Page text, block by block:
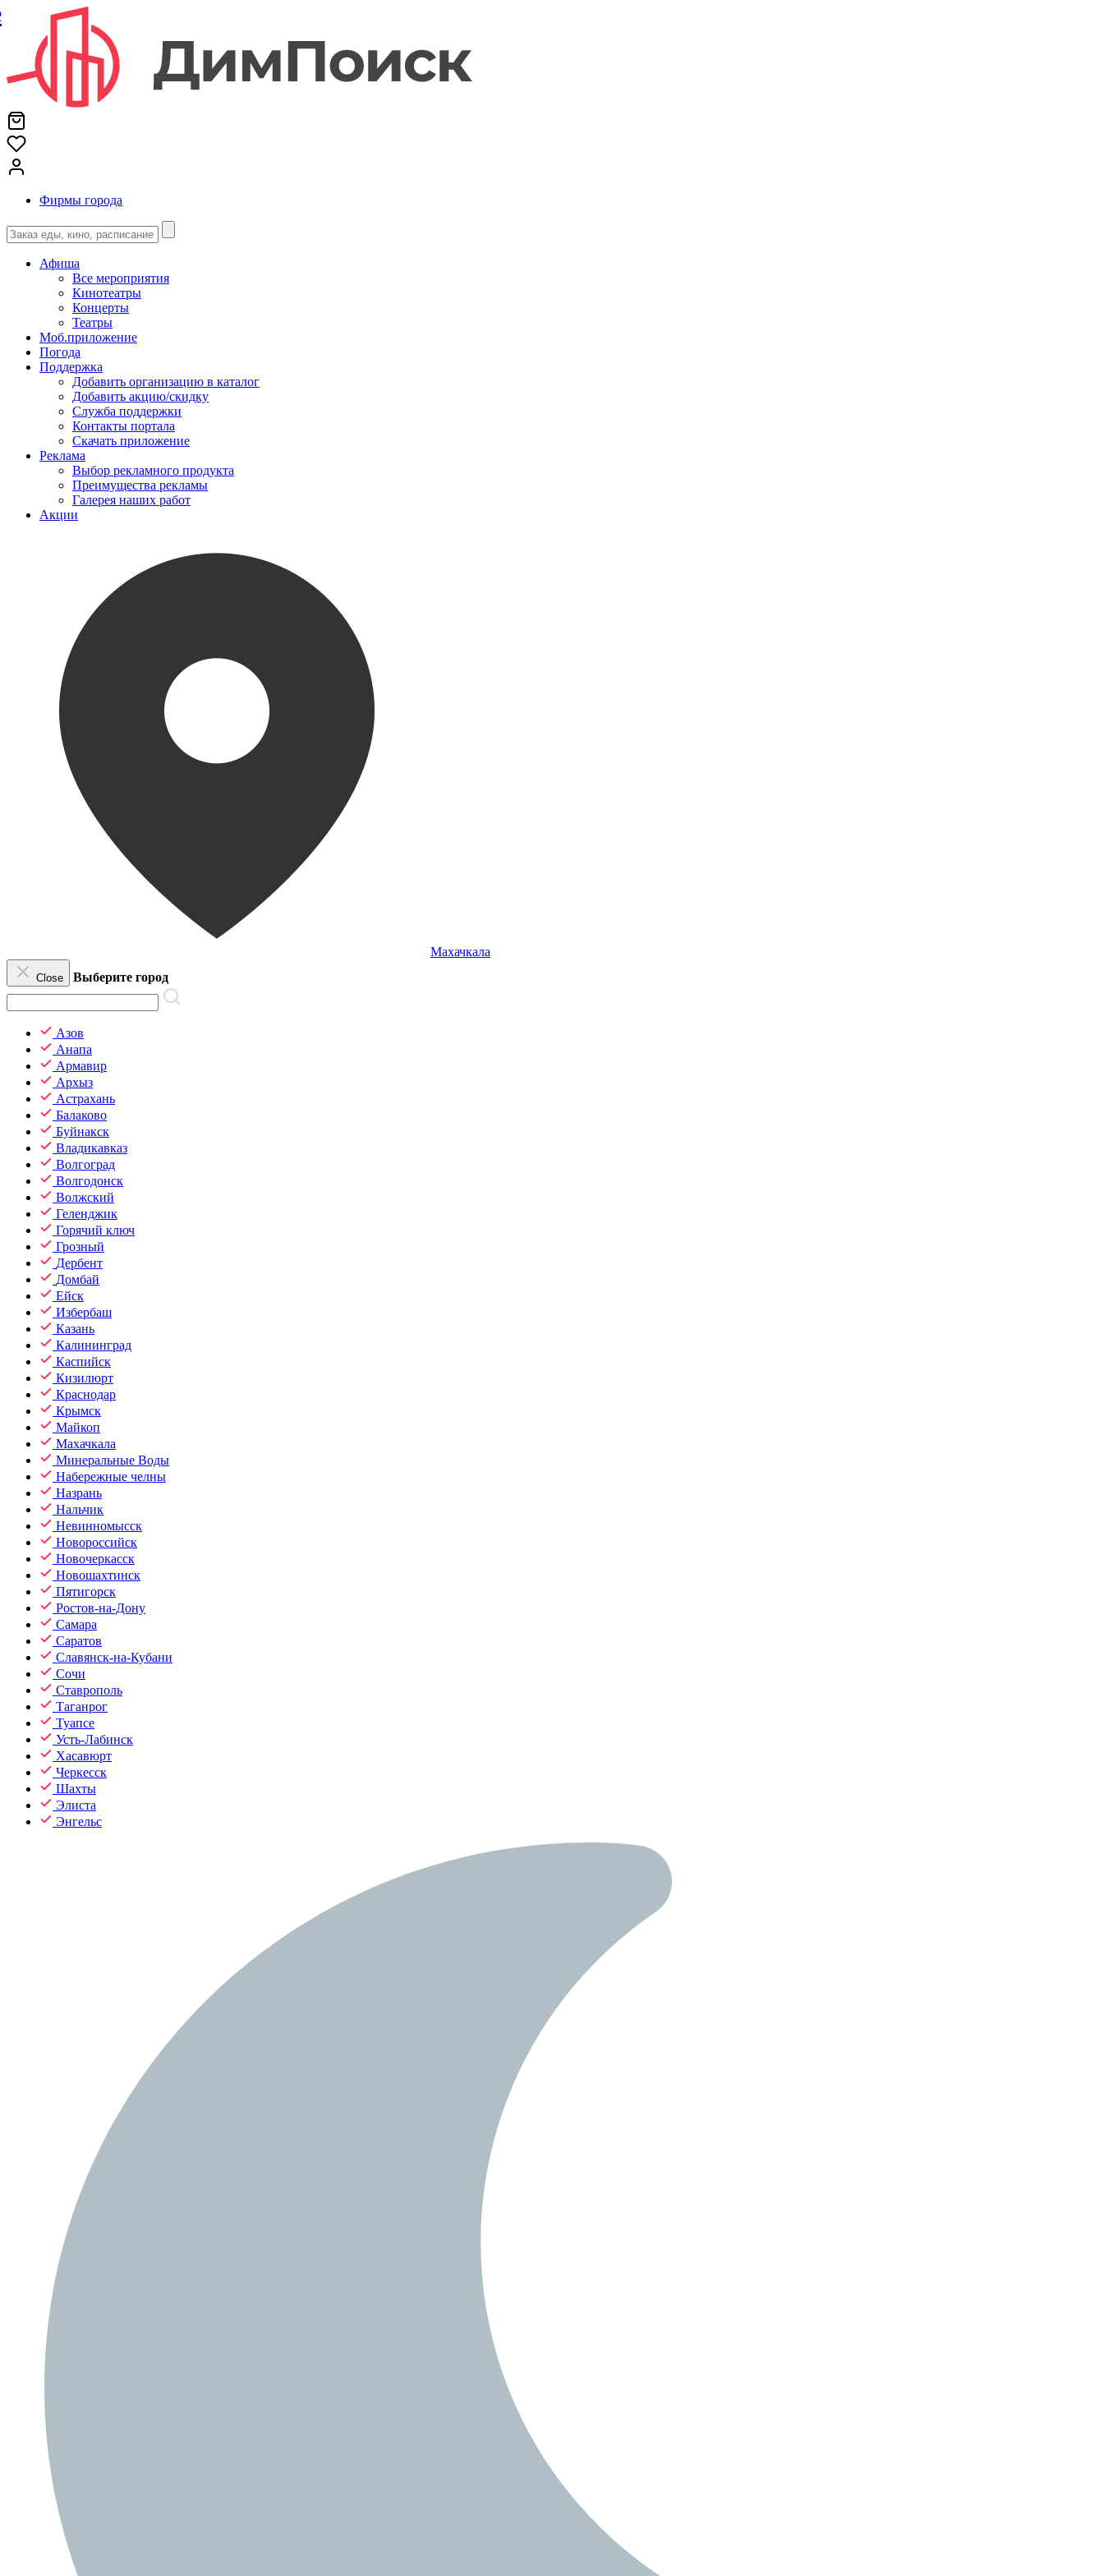
Фирмы города
Афиша
Все мероприятия
Кинотеатры
Концерты
Театры
Моб.приложение
Погода
Поддержка
Добавить организацию в каталог
Добавить акцию/скидку
Служба поддержки
Контакты портала
Скачать приложение
Реклама
Выбор рекламного продукта
Преимущества рекламы
Галерея наших работ
Акции
Махачкала
Close Выберите город
Азов
Анапа
Армавир
Архыз
Астрахань
Балаково
Буйнакск
Владикавказ
Волгоград
Волгодонск
Волжский
Геленджик
Горячий ключ
Грозный
Дербент
Домбай
Ейск
Избербаш
Казань
Калининград
Каспийск
Кизилюрт
Краснодар
Крымск
Майкоп
Махачкала
Минеральные Воды
Набережные челны
Назрань
Нальчик
Невинномысск
Новороссийск
Новочеркасск
Новошахтинск
Пятигорск
Ростов-на-Дону
Самара
Саратов
Славянск-на-Кубани
Сочи
Ставрополь
Таганрог
Туапсе
Усть-Лабинск
Хасавюрт
Черкесск
Шахты
Элиста
Энгельс